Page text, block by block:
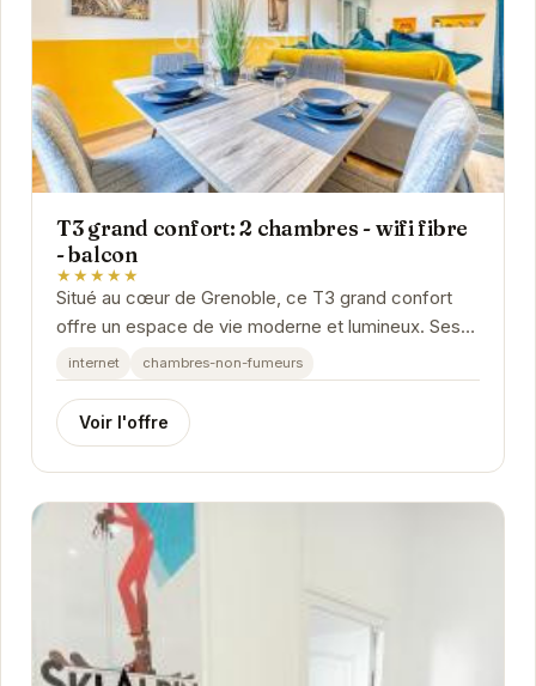
T3 grand confort: 2 chambres - wifi fibre
- balcon
★★★★★
Situé au cœur de Grenoble, ce T3 grand confort
offre un espace de vie moderne et lumineux. Ses
deux chambres spacieuses, sa cuisine
entièrement...
internet chambres-non-fumeurs
Voir l'offre